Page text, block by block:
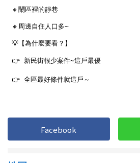
5~10樓
21樓以上
不拘Facebook